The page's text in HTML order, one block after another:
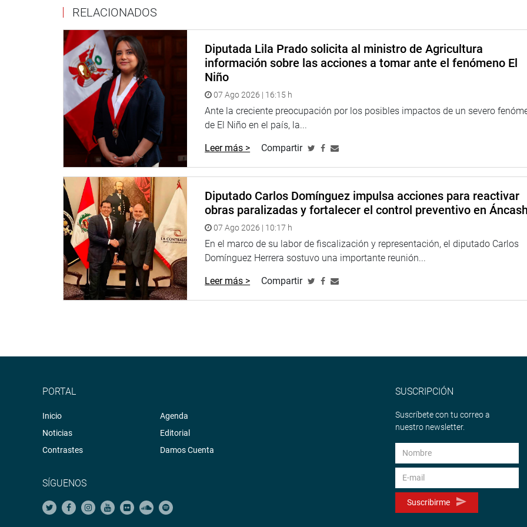
RELACIONADOS
Diputada Lila Prado solicita al ministro de Agricultura
información sobre las acciones a tomar ante el fenómeno El
Niño
07 Ago 2026 | 16:15 h
Ante la creciente preocupación por los posibles impactos de un severo
de El Niño en el país, la...
Leer más > Compartir
Diputado Carlos Domínguez impulsa acciones para reactivar
obras paralizadas y fortalecer el control preventivo en Áncash
07 Ago 2026 | 10:17 h
En el marco de su labor de fiscalización y representación, el diputado Carlos
Domínguez Herrera sostuvo una importante reunión...
Leer más > Compartir
PORTAL
Inicio
Noticias
Contrastes
Agenda
Editorial
Damos Cuenta
SÍGUENOS
SUSCRIPCIÓN
Suscríbete con tu correo a
nuestro newsletter.
Suscribirme